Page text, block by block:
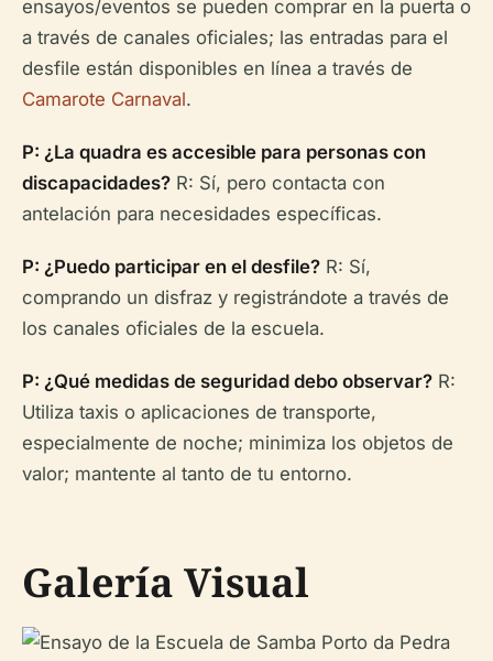
ensayos/eventos se pueden comprar en la puerta o
a través de canales oficiales; las entradas para el
desfile están disponibles en línea a través de
Camarote Carnaval.
P: ¿La quadra es accesible para personas con
discapacidades? R: Sí, pero contacta con
antelación para necesidades específicas.
P: ¿Puedo participar en el desfile? R: Sí,
comprando un disfraz y registrándote a través de
los canales oficiales de la escuela.
P: ¿Qué medidas de seguridad debo observar? R:
Utiliza taxis o aplicaciones de transporte,
especialmente de noche; minimiza los objetos de
valor; mantente al tanto de tu entorno.
Galería Visual